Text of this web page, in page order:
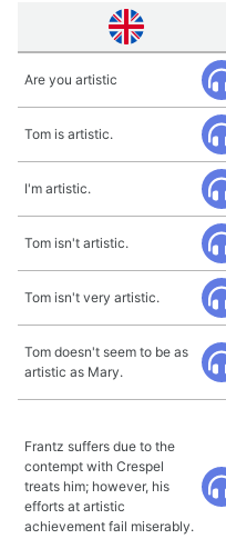
Are you artistic
Tom is artistic.
I'm artistic.
Tom isn't artistic.
Tom isn't very artistic.
Tom doesn't seem to be as
artistic as Mary.
Frantz suffers due to the
contempt with Crespel
treats him; however, his
efforts at artistic
achievement fail miserably.